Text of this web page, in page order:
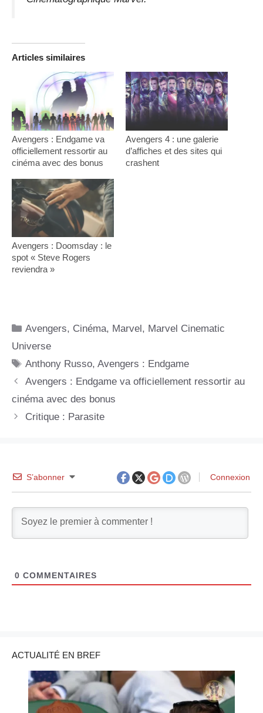
Articles similaires
Avengers : Endgame va
officiellement ressortir au
cinéma avec des bonus
Avengers 4 : une galerie
d’affiches et des sites qui
crashent
Avengers : Doomsday : le
spot « Steve Rogers
reviendra »
Catégories
Avengers, Cinéma, Marvel , Marvel Cinematic
Universe
Étiquettes
Anthony Russo,Avengers : Endgame
Avengers : Endgame va officiellement ressortir au
cinéma avec des bonus
Critique : Parasite
S’abonner Connexion
0 COMMENTAIRES
ACTUALITÉ EN BREF